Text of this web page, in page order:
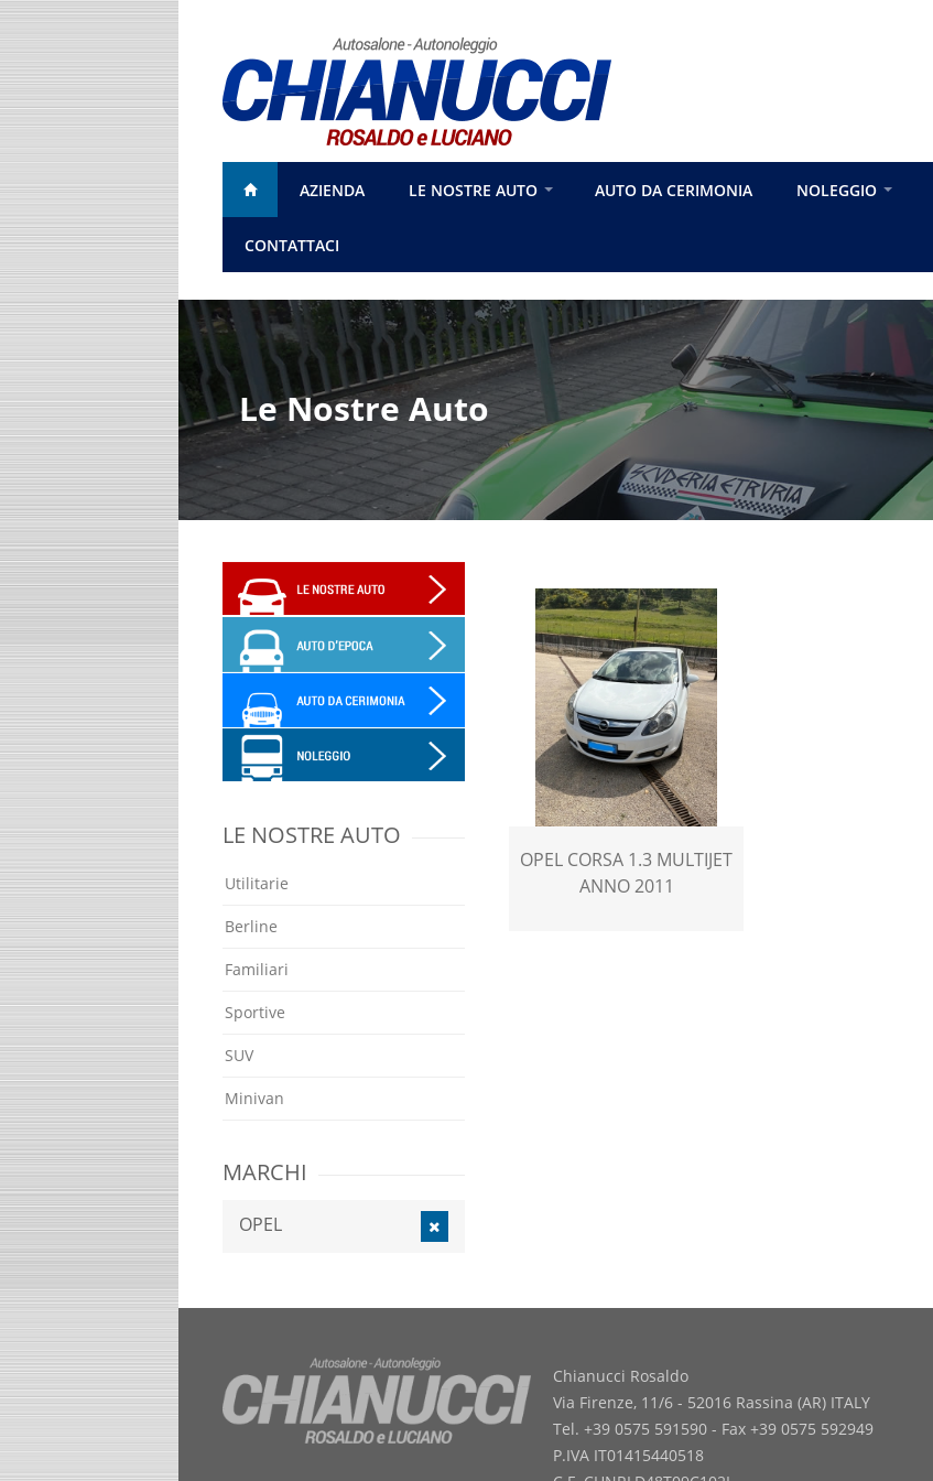
AZIENDA LE NOSTRE AUTO AUTO DA CERIMONIA NOLEGGIO
CONTATTACI
Le Nostre Auto
LE NOSTRE AUTO
Utilitarie
Berline
Familiari
Sportive
SUV
Minivan
MARCHI
OPEL
OPEL CORSA 1.3 MULTIJET
ANNO 2011
Chianucci Rosaldo
Via Firenze, 11/6 - 52016 Rassina (AR) ITALY
Tel. +39 0575 591590 - Fax +39 0575 592949
P.IVA IT01415440518